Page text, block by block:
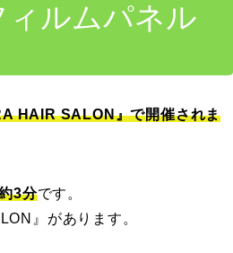
ィルムパネル
HAIR SALON』で開催されま
3分です。
』があります。